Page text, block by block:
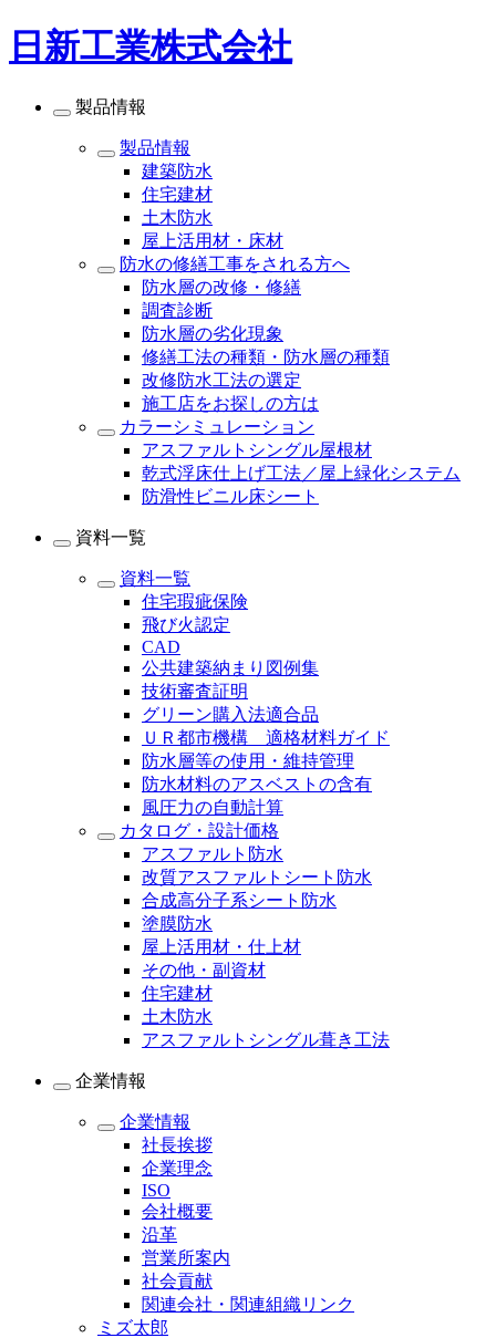
日新工業株式会社
製品情報
製品情報
建築防水
住宅建材
土木防水
屋上活用材・床材
防水の修繕工事をされる方へ
防水層の改修・修繕
調査診断
防水層の劣化現象
修繕工法の種類・防水層の種類
改修防水工法の選定
施工店をお探しの方は
カラーシミュレーション
アスファルトシングル屋根材
乾式浮床仕上げ工法／屋上緑化システム
防滑性ビニル床シート
資料一覧
資料一覧
住宅瑕疵保険
飛び火認定
CAD
公共建築納まり図例集
技術審査証明
グリーン購入法適合品
ＵＲ都市機構 適格材料ガイド
防水層等の使用・維持管理
防水材料のアスベストの含有
風圧力の自動計算
カタログ・設計価格
アスファルト防水
改質アスファルトシート防水
合成高分子系シート防水
塗膜防水
屋上活用材・仕上材
その他・副資材
住宅建材
土木防水
アスファルトシングル葺き工法
企業情報
企業情報
社長挨拶
企業理念
ISO
会社概要
沿革
営業所案内
社会貢献
関連会社・関連組織リンク
ミズ太郎